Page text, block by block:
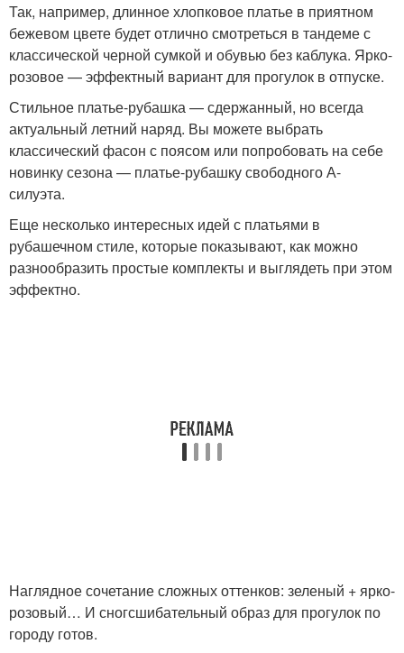
Так, например, длинное хлопковое платье в приятном
бежевом цвете будет отлично смотреться в тандеме с
классической черной сумкой и обувью без каблука. Ярко-
розовое — эффектный вариант для прогулок в отпуске.
Стильное платье-рубашка — сдержанный, но всегда
актуальный летний наряд. Вы можете выбрать
классический фасон с поясом или попробовать на себе
новинку сезона — платье-рубашку свободного А-
силуэта.
Еще несколько интересных идей с платьями в
рубашечном стиле, которые показывают, как можно
разнообразить простые комплекты и выглядеть при этом
эффектно.
Наглядное сочетание сложных оттенков: зеленый + ярко-
розовый… И сногсшибательный образ для прогулок по
городу готов.